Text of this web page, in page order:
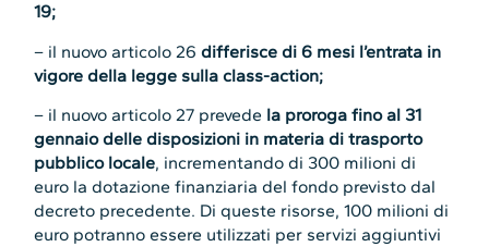
19;
– il nuovo articolo 26differisce di 6 mesi l’entrata in
vigore della legge sulla class-action;
– il nuovo articolo 27 prevede la proroga fino al 31
gennaio delle disposizioni in materia di trasporto
pubblico locale, incrementando di 300 milioni di
euro la dotazione finanziaria del fondo previsto dal
decreto precedente. Di queste risorse, 100 milioni di
euro potranno essere utilizzati per servizi aggiuntivi